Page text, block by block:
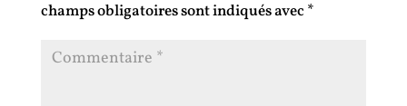
champs obligatoires sont indiqués avec *